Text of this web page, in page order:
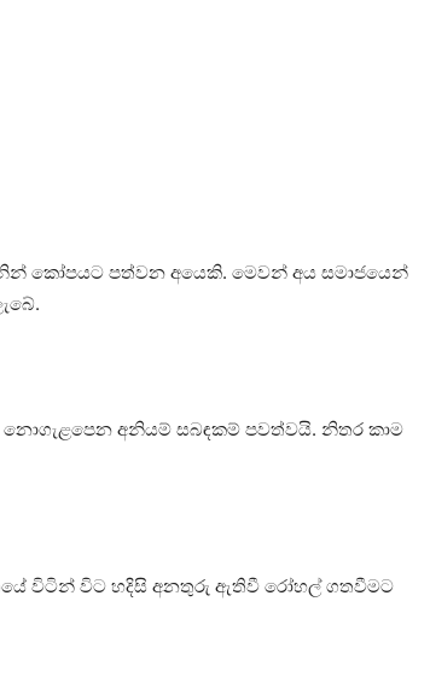
කෝපයට පත්වන අයෙකි. මෙවන් අය සමාජයෙන්
අනියම් සබඳකම් පවත්වයි. නිතර කාම
විටින් විට හදිසි අනතුරු ඇතිවී රෝහල් ගතවීමට